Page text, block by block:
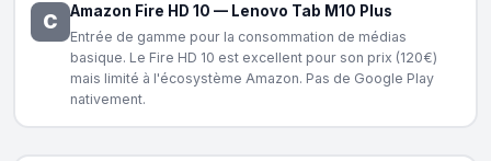
C Amazon Fire HD 10 — Lenovo Tab M10 Plus
Entrée de gamme pour la consommation de médias
basique. Le Fire HD 10 est excellent pour son prix (120€)
mais limité à l'écosystème Amazon. Pas de Google Play
nativement.